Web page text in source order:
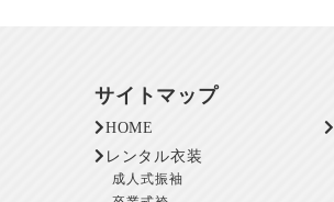
サイトマップ
HOME
レンタル衣装
成人式振袖